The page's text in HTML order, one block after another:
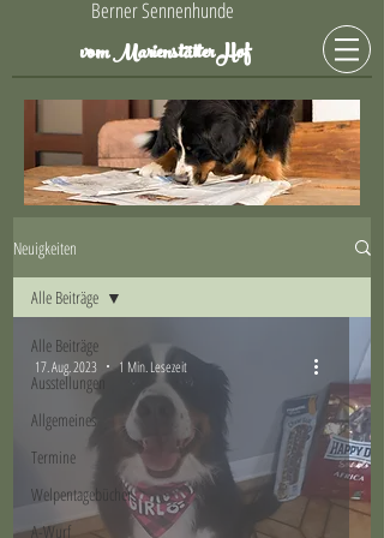
Berner Sennenhunde
vom MarienstätterHof
Neuigkeiten
Alle Beiträge
Ausstellungen
Allgemeines
Termine
Welpentagebücher
A-Wurf
Alle Beiträge
17. Aug. 2023 1 Min. Lesezeit